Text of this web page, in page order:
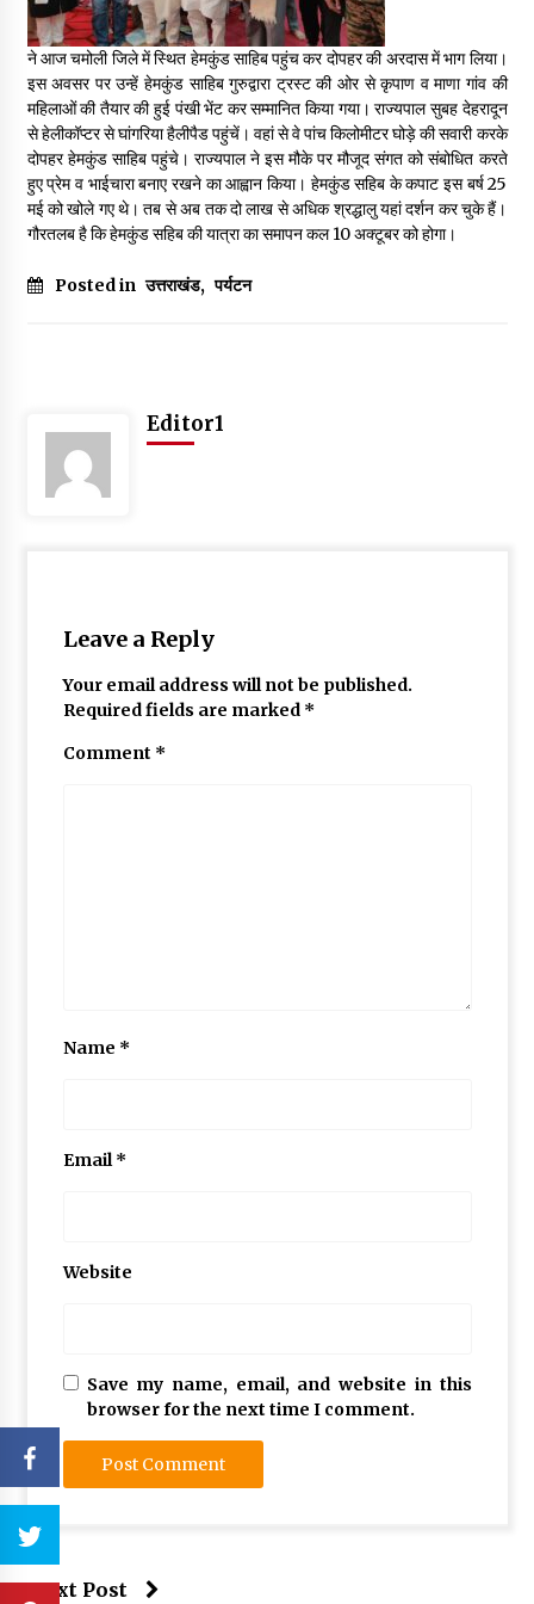
May 16, 2022
Thought Of The Day 14 May
May 14, 2022
Thought Of The Day 13 May
May 13, 2022
Thought Of The Day 11 May
May 11, 2022
Thought Of The Day 9 May
ने आज चमोली जिले में स्थित हेमकुंड साहिब पहुंच कर दोपहर की अरदास में भाग लिया।
इस अवसर पर उन्हें हेमकुंड साहिब गुरुद्वारा ट्रस्ट की ओर से कृपाण व माणा गांव की
महिलाओं की तैयार की हुई पंखी भेंट कर सम्मानित किया गया। राज्यपाल सुबह देहरादून
से हेलीकॉप्टर से घांगरिया हैलीपैड पहुंचें। वहां से वे पांच किलोमीटर घोड़े की सवारी करके
दोपहर हेमकुंड साहिब पहुंचे। राज्यपाल ने इस मौके पर मौजूद संगत को संबोधित करते
हुए प्रेम व भाईचारा बनाए रखने का आह्वान किया। हेमकुंड सहिब के कपाट इस बर्ष 25
मई को खोले गए थे। तब से अब तक दो लाख से अधिक श्रद्धालु यहां दर्शन कर चुके हैं।
गौरतलब है कि हेमकुंड सहिब की यात्रा का समापन कल 10 अक्टूबर को होगा।
Posted in उत्तराखंड, पर्यटन
Editor1
Leave a Reply
Your email address will not be published.
Required fields are marked *
Comment *
Name *
Email*
Website
Save my name, email, and website in this
browser for the next time I comment.
Next Post